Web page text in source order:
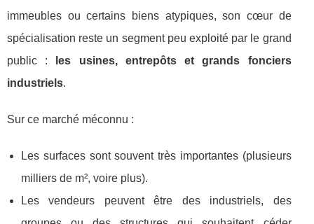
immeubles ou certains biens atypiques, son cœur de
spécialisation reste un segment peu exploité par le grand
public :
les usines, entrepôts et grands fonciers
industriels.
Sur ce marché méconnu :
Les surfaces sont souvent très importantes (plusieurs
milliers de m², voire plus).
Les vendeurs peuvent être des industriels, des